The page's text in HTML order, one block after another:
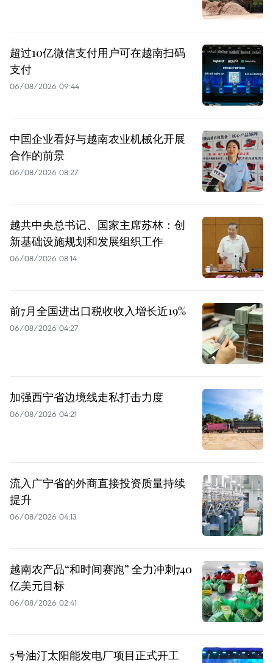
超过10亿微信支付用户可在越南扫码
支付
06/08/2026 09:44
中国企业看好与越南农业机械化开展
合作的前景
06/08/2026 08:27
越共中央总书记、国家主席苏林：创
新基础设施规划和发展组织工作
06/08/2026 08:14
前7月全国进出口税收收入增长近19%
06/08/2026 04:27
加强西宁省边境线走私打击力度
06/08/2026 04:21
流入广宁省的外商直接投资质量持续
提升
06/08/2026 04:13
越南农产品“和时间赛跑” 全力冲刺740
亿美元目标
06/08/2026 02:41
5号油汀太阳能发电厂项目正式开工